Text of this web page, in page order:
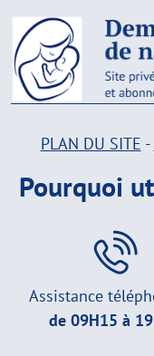
PLAN DU SITE -
Pourquoi
Assistance
de 09H15 à